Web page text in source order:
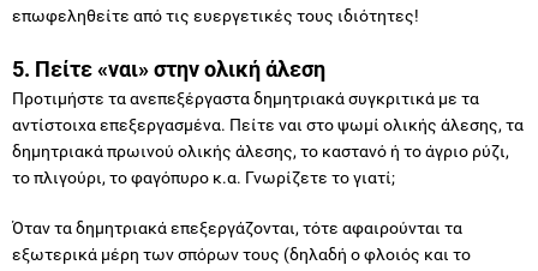
επωφεληθείτε από τις ευεργετικές τους ιδιότητες!
5. Πείτε «ναι» στην ολική άλεση
Προτιμήστε τα ανεπεξέργαστα δημητριακά συγκριτικά με τα
αντίστοιχα επεξεργασμένα. Πείτε ναι στο ψωμί ολικής άλεσης, τα
δημητριακά πρωινού ολικής άλεσης, το καστανό ή το άγριο ρύζι,
το πλιγούρι, το φαγόπυρο κ.α. Γνωρίζετε το γιατί;
Όταν τα δημητριακά επεξεργάζονται, τότε αφαιρούνται τα
εξωτερικά μέρη των σπόρων τους (δηλαδή ο φλοιός και το